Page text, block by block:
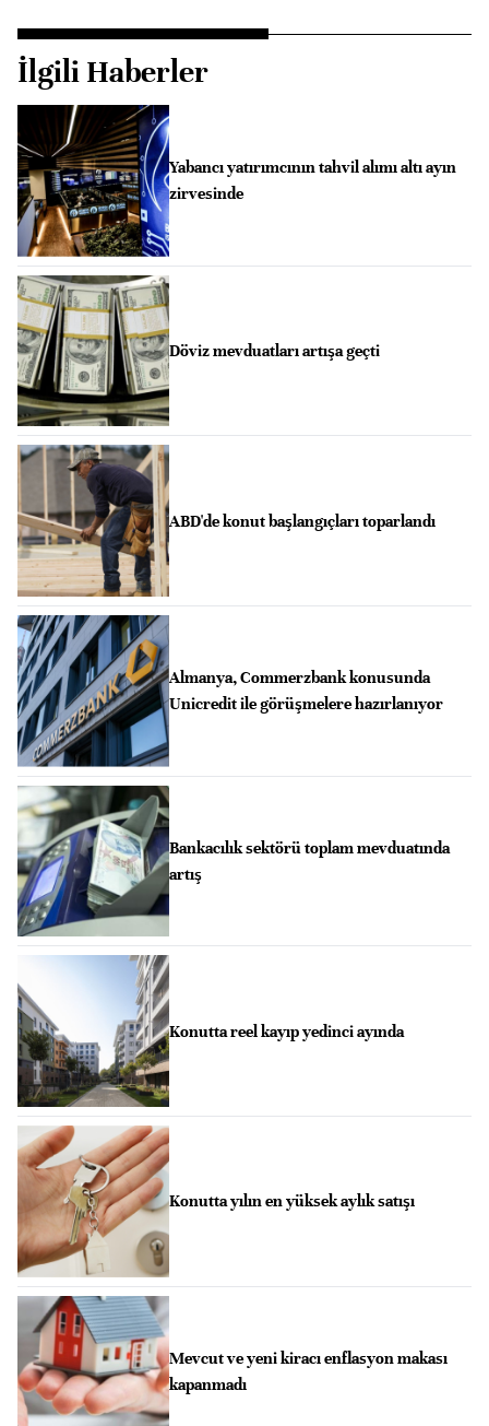
İlgili Haberler
Yabancı yatırımcının tahvil alımı altı ayın
zirvesinde
Döviz mevduatları artışa geçti
ABD'de konut başlangıçları toparlandı
Almanya, Commerzbank konusunda
Unicredit ile görüşmelere hazırlanıyor
Bankacılık sektörü toplam mevduatında
artış
Konutta reel kayıp yedinci ayında
Konutta yılın en yüksek aylık satışı
Mevcut ve yeni kiracı enflasyon makası
kapanmadı